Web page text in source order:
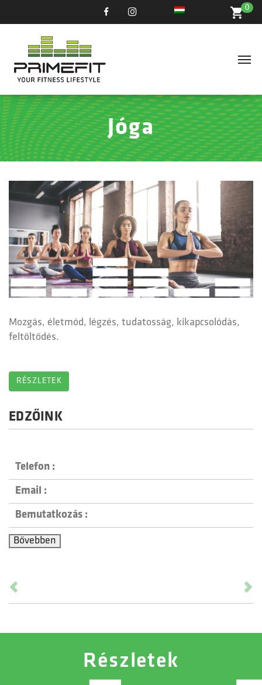
0
Jóga
Mozgás, életmód, légzés, tudatosság, kikapcsolódás,
feltöltődés.
EDZŐINK
Telefon :
Email :
Bemutatkozás :
Részletek